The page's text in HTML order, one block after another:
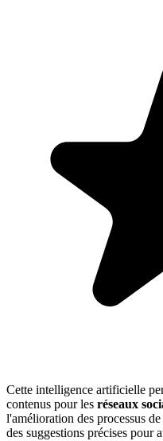
Cette intelligence artificielle
contenus pour les réseaux
l'amélioration des processus
des suggestions précises pour